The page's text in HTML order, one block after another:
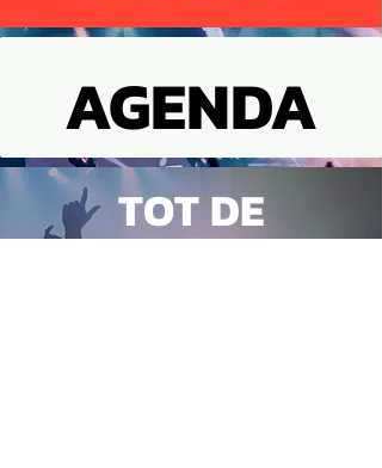
AGENDA
AGENDA
TOT DE
VOLGENDE